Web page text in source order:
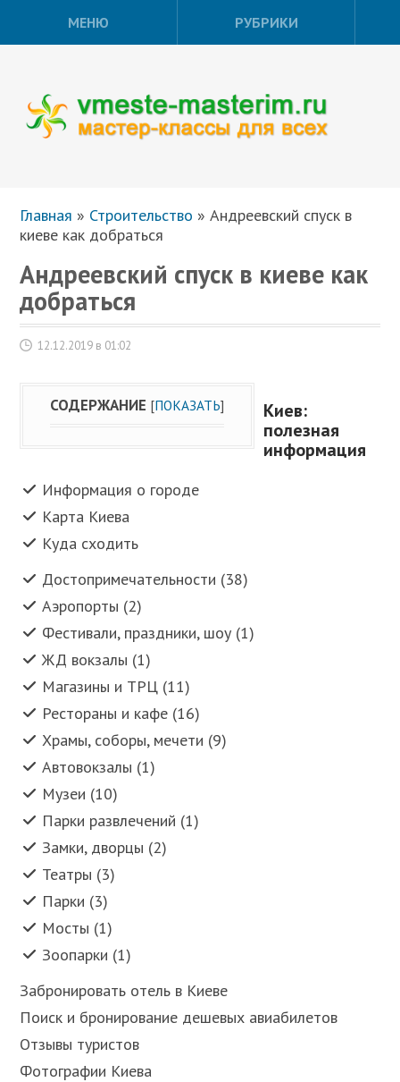
МЕНЮ РУБРИКИ
Главная » Строительство »Андреевский спуск в
киеве как добраться
Андреевский спуск в киеве как
добраться
12.12.2019 в 01:02
СОДЕРЖАНИЕ [ПОКАЗАТЬ]
Киев:
полезная
информация
Информация о городе
Карта Киева
Куда сходить
Достопримечательности (38)
Аэропорты (2)
Фестивали, праздники, шоу (1)
ЖД вокзалы (1)
Магазины и ТРЦ (11)
Рестораны и кафе (16)
Храмы, соборы, мечети (9)
Автовокзалы (1)
Музеи (10)
Парки развлечений (1)
Замки, дворцы (2)
Театры (3)
Парки (3)
Мосты (1)
Зоопарки (1)
Забронировать отель в Киеве
Поиск и бронирование дешевых авиабилетов
Отзывы туристов
Фотографии Киева